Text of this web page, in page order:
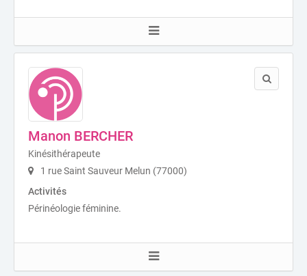
Manon BERCHER
Kinésithérapeute
1 rue Saint Sauveur Melun (77000)
Activités
Périnéologie féminine.